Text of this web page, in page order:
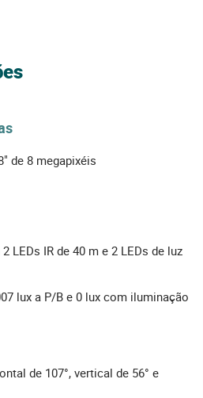
de 8 megapixéis
LEDs IR de 40 m e 2 LEDs de luz
lux a P/B e 0 lux com iluminação
de 107°, vertical de 56° e